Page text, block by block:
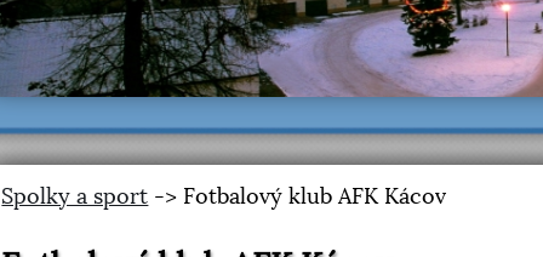
Spolky a sport -> Fotbalový klub AFK Kácov